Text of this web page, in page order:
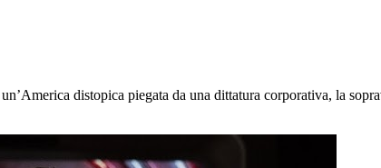
distopica piegata da una dittatura corporativa, la